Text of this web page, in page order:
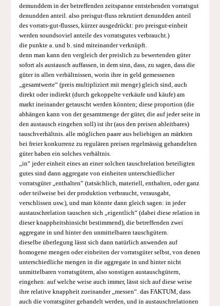
demunddem in der betreffenden zeitspanne entstehenden vorratsgut
denundden anteil. also preisgut-fluss rekrutiert denundden anteil
des vorrats-gut-flusses, kürzer ausgedrückt: pro preisgut-einheit
werden soundsoviel anteile des vorratsgutes verbraucht.)
die punkte a. und b. sind miteinander verknüpft.
denn man kann den vergleich der preislich zu bewertenden güter
sofort als austausch auffassen, in dem sinn, dass, zu sagen, dass die
güter in allen verhältnissen, worin ihre in geld gemessenen
„gesamtwerte“ (preis multipliziert mit menge) gleich sind, auch
direkt oder indirekt (durch gekoppelte verkäufe und käufe) am
markt ineinander getauscht werden könnten; diese proportion (die
abhängen kann von der gesamtmenge der güter, die auf jeder seite in
den austausch eingehen soll) ist ihr (aus den preisen ableitbares)
tauschverhältnis. alle möglichen paare aus beliebigen an märkten
bei freier konkurrenz zu regulären preisen regelmässig gehandelten
güter haben ein solches verhältnis.
„in“ jeder einheit eines an einer solchen tauschrelation beteiligten
gutes sind dann aggregate von einheiten unterschiedlicher
vorratsgüter „enthalten“ (tatsächlich, materiell, enthalten, oder ganz
oder teilweise bei der produktion verbraucht, verausgabt,
verschlissen usw.), und man könnte dann gleich sagen: in jeder
austauschrelation tauschen sich „eigentlich“ (dabei diese relation in
dieser knappheitshinsicht bestimmend), die betreffenden zwei
aggregate in und hinter den unmittelbaren tauschgütern.
dieselbe überlegung lässt sich dann natürlich anwenden auf
homogene mengen oder einheiten der vorratsgüter selbst, von denen
unterschiedliche mengen in die aggregate in und hinter nicht
unmittelbaren vorratsgütern, also sonstigen austauschgütern,
eingehen: auf welche weise auch immer, lässt sich auf diese weise
ihre relative knappheit zueinander „messen“. das FAKTUM, dass
auch die vorratsgüter gehandelt werden, und in austauschrelationen